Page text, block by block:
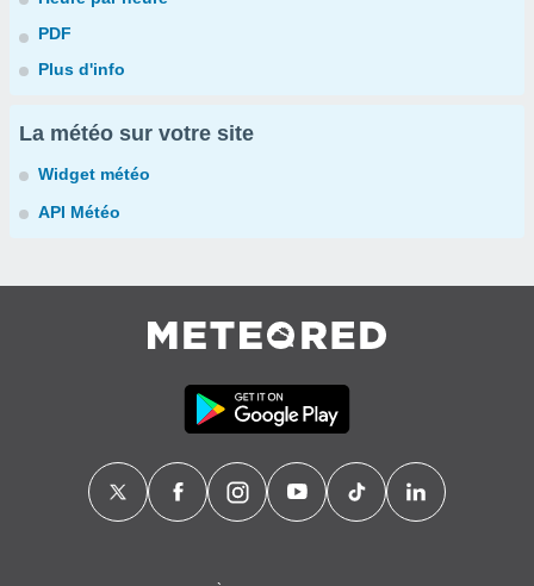
PDF
Plus d'info
La météo sur votre site
Widget météo
API Météo